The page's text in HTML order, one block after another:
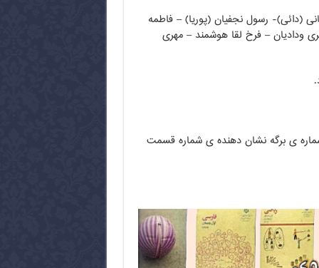
(دائی)- رسول نجفیان (پوریا) – فاطمه
ودادیان – فرخ لقا هوشمند – مهری
ی برگه نشان دهنده ی شماره قسمت